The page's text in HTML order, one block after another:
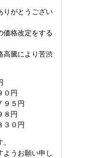
りがとうござい
価格改定をする
高騰により苦渋
０円
９５円
８円
３０円
ようお願い申し